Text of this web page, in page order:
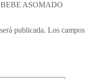
BEBE ASOMADO
publicada. Los campos